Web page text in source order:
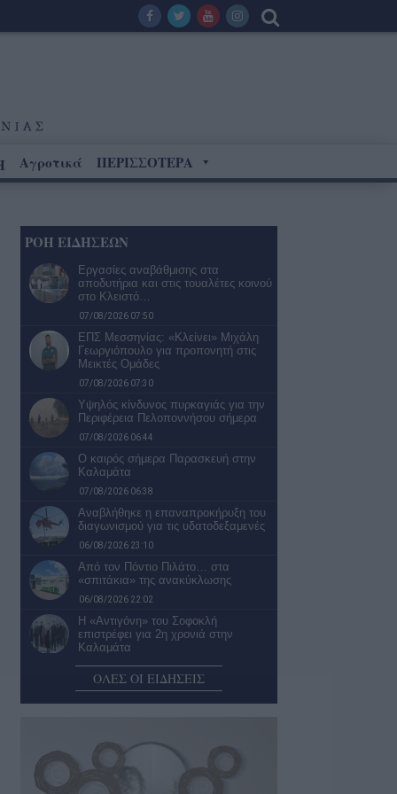
Αγροτικά ΠΕΡΙΣΣΟΤΕΡΑ
ΡΟΗ ΕΙΔΗΣΕΩΝ
Εργασίες αναβάθμισης στα
αποδυτήρια και στις τουαλέτες κοινού
στο Κλειστό…
07/08/2026 07:50
ΕΠΣ Μεσσηνίας: «Κλείνει» Μιχάλη
Γεωργιόπουλο για προπονητή στις
Μεικτές Ομάδες
07/08/2026 07:30
Υψηλός κίνδυνος πυρκαγιάς για την
Περιφέρεια Πελοποννήσου σήμερα
07/08/2026 06:44
Ο καιρός σήμερα Παρασκευή στην
Καλαμάτα
07/08/2026 06:38
Αναβλήθηκε η επαναπροκήρυξη του
διαγωνισμού για τις υδατοδεξαμενές
06/08/2026 23:10
Από τον Πόντιο Πιλάτο… στα
«σπιτάκια» της ανακύκλωσης
06/08/2026 22:02
Η «Αντιγόνη» του Σοφοκλή
επιστρέφει για 2η χρονιά στην
Καλαμάτα
06/08/2026 21:28
Ανοίγει ο δρόμος για τον Βιολογικό
Καθαρισμό Πεταλιδίου
Ενεργοποιείται χρηματοδοτικό
εργαλείο 9 εκατ. ευρώ για
αναβάθμιση του οδικού…
06/08/2026 20:30
ΟΛΕΣ ΟΙ ΕΙΔΗΣΕΙΣ